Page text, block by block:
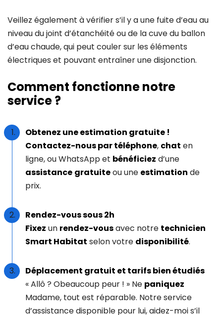
Veillez également à vérifier s’il y a une fuite d’eau au
niveau du joint d’étanchéité ou de la cuve du ballon
d’eau chaude, qui peut couler sur les éléments
électriques et pouvant entraîner une disjonction.
Comment fonctionne notre
service ?
Obtenez une estimation gratuite !
Contactez-nous par téléphone, chat en
ligne, ou WhatsApp et bénéficiez d’une
assistance gratuiteou une estimation de
prix.
Rendez-vous sous 2h
Fixez un rendez-vousavec notre technicien
Smart Habitat selon votre disponibilité.
Déplacement gratuit et tarifs bien étudiés
« Allô ? Obeaucoup peur ! » Ne paniquez
Madame, tout est réparable. Notre service
d’assistance disponible pour lui, aidez-moi s’il